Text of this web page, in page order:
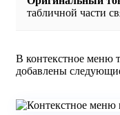
табличной части
В контекстное меню
добавлены